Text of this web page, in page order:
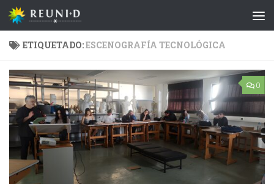
Saltar al contenido
ETIQUETADO:ESCENOGRAFÍA TECNOLÓGICA
0